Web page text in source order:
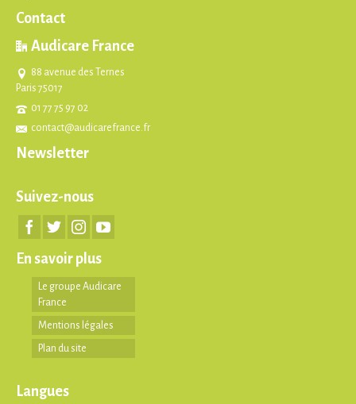
Contact
Audicare France
88 avenue des Ternes
Paris 75017
01 77 75 97 02
contact@audicarefrance.fr
Newsletter
Suivez-nous
En savoir plus
Le groupe Audicare
France
Mentions légales
Plan du site
Langues